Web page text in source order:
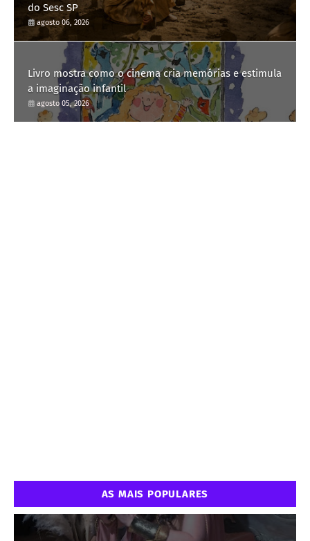
do Sesc SP
agosto 06, 2026
Livro mostra como o cinema cria memórias e estimula
a imaginação infantil
agosto 05, 2026
AS MAIS POPULARES